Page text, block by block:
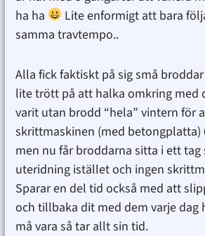
ha ha
Lite enformigt att bara
samma travtempo..
Alla fick faktiskt på sig små
lite trött på att halka omkring med
varit utan brodd “hela” vintern för
skrittmaskinen (med betongplatta)
men nu får broddarna sitta i ett
uteridning istället och ingen
Sparar en del tid också med att
och tillbaka dit med dem varje dag
må vara så tar allt sin tid.